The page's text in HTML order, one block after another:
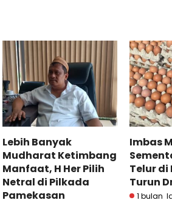
Lebih Banyak
Mudharat Ketimbang
Manfaat, H Her Pilih
Netral di Pilkada
Pamekasan
Imbas
Telur di
Turun
1 bulan